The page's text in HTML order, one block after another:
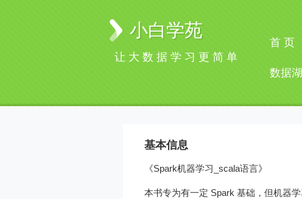
小白学苑
让大数据学习更简单
首 页
数据湖
基本信息
《Spark机器学习_scala语言》
本书专为有一定 Spark 基础，但机器